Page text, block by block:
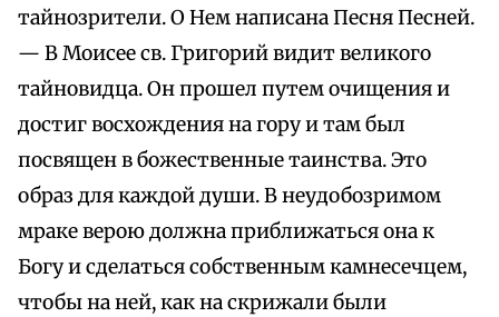
тайнозрители. О Нем написана Песня Песней.
— В Моисее св. Григорий видит великого
тайновидца. Он прошел путем очищения и
достиг восхождения на гору и там был
посвящен в божественные таинства. Это
образ для каждой души. В неудобозримом
мраке верою должна приближаться она к
Богу и сделаться собственным камнесечцем,
чтобы на ней, как на скрижали были